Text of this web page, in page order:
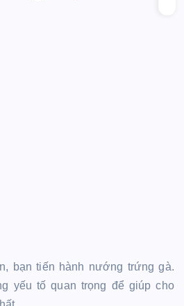
bạn tiến hành nướng trứng gà.
yếu tố quan trọng để giúp cho